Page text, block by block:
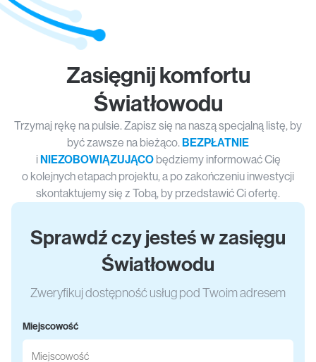
Zasięgnij komfortu
Światłowodu
Trzymaj rękę na pulsie. Zapisz się na naszą specjalną listę, by
być zawsze na bieżąco.BEZPŁATNIE
i NIEZOBOWIĄZUJĄCObędziemy informować Cię
o kolejnych etapach projektu, a po zakończeniu inwestycji
skontaktujemy się z Tobą, by przedstawić Ci ofertę.
Sprawdź czy jesteś w zasięgu
Światłowodu
Zweryfikuj dostępność usług pod Twoim adresem
Miejscowość